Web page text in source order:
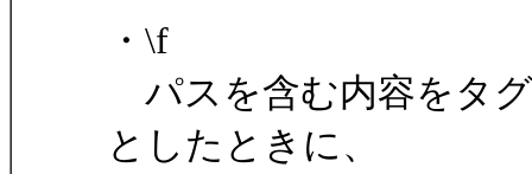
・\f
パスを含む内容をタ
としたときに、